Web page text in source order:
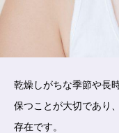
乾燥しがちな季節や長
保つことが大切であり
存在です。